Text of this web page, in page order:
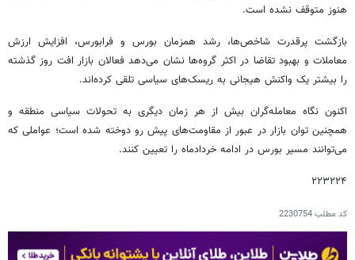
هنوز متوقف نشده است.
بازگشت پرقدرت شاخص‌ها، رشد همزمان بورس و فرابورس، افزایش ارزش
معاملات و بهبود تقاضا در اکثر گروه‌ها نشان می‌دهد فعالان بازار افت روز گذشته
را بیشتر یک واکنش هیجانی به ریسک‌های سیاسی تلقی کرده‌اند.
اکنون نگاه معامله‌گران بیش از هر زمان دیگری به تحولات سیاسی منطقه و
همچنین توان بازار در عبور از مقاومت‌های پیش رو دوخته شده است؛ عواملی که
می‌توانند مسیر بورس در ادامه خردادماه را تعیین کنند.
۲۲۳۲۲۴
کد مطلب2230754